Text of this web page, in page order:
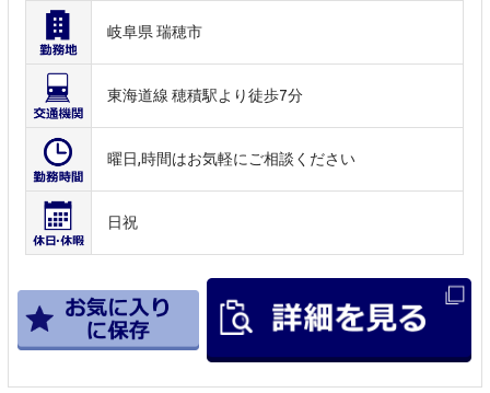
岐阜県 瑞穂市
東海道線 穂積駅より徒歩7分
曜日,時間はお気軽にご相談ください
日祝